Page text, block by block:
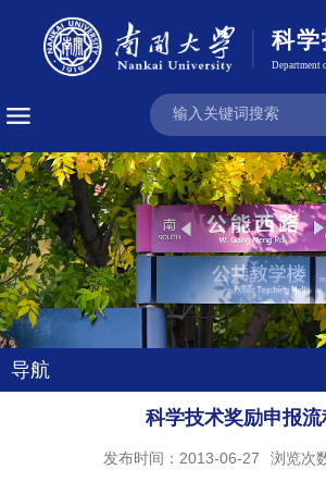
导航
科学技术奖励申报流
发布时间：2013-06-27 浏览次